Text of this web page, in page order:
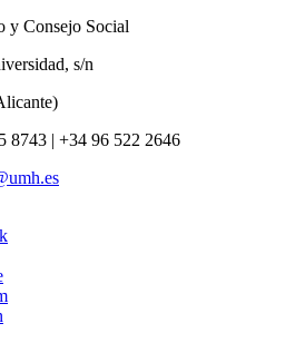
y Consejo Social
s/n
8743 | +34 96 522 2646